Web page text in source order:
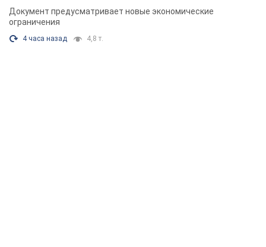
Документ предусматривает новые экономические
ограничения
4 часа назад 4,8 т.